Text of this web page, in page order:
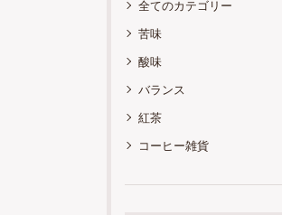
全てのカテゴリー
苦味
酸味
バランス
紅茶
コーヒー雑貨